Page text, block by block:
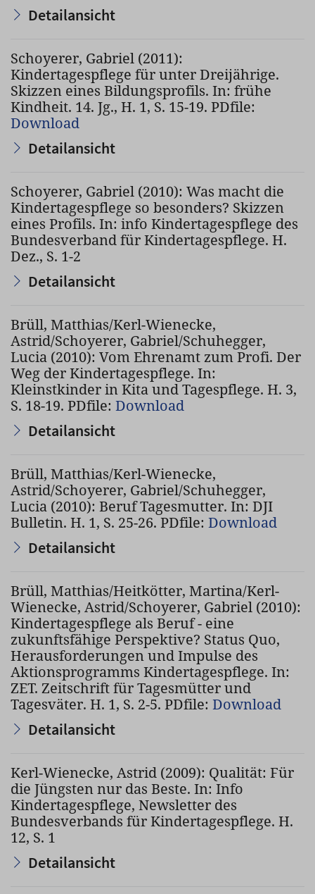
Detailansicht
Schoyerer, Gabriel (2011):
Kindertagespflege für unter Dreijährige.
Skizzen eines Bildungsprofils. In: frühe
Kindheit. 14. Jg., H. 1, S. 15-19. PDfile:
Download
Detailansicht
Schoyerer, Gabriel (2010): Was macht die
Kindertagespflege so besonders? Skizzen
eines Profils. In: info Kindertagespflege des
Bundesverband für Kindertagespflege. H.
Dez., S. 1-2
Detailansicht
Brüll, Matthias/Kerl-Wienecke,
Astrid/Schoyerer, Gabriel/Schuhegger,
Lucia (2010): Vom Ehrenamt zum Profi. Der
Weg der Kindertagespflege. In:
Kleinstkinder in Kita und Tagespflege. H. 3,
S. 18-19. PDfile: Download
Detailansicht
Brüll, Matthias/Kerl-Wienecke,
Astrid/Schoyerer, Gabriel/Schuhegger,
Lucia (2010): Beruf Tagesmutter. In: DJI
Bulletin. H. 1, S. 25-26. PDfile: Download
Detailansicht
Brüll, Matthias/Heitkötter, Martina/Kerl-
Wienecke, Astrid/Schoyerer, Gabriel (2010):
Kindertagespflege als Beruf - eine
zukunftsfähige Perspektive? Status Quo,
Herausforderungen und Impulse des
Aktionsprogramms Kindertagespflege. In:
ZET. Zeitschrift für Tagesmütter und
Tagesväter. H. 1, S. 2-5. PDfile: Download
Detailansicht
Kerl-Wienecke, Astrid (2009): Qualität: Für
die Jüngsten nur das Beste. In: Info
Kindertagespflege, Newsletter des
Bundesverbands für Kindertagespflege. H.
12, S. 1
Detailansicht